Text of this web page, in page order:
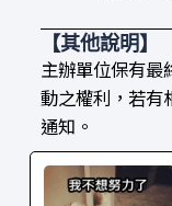
【其他說明】
主辦單位保有最
動之權利，若有
通知。